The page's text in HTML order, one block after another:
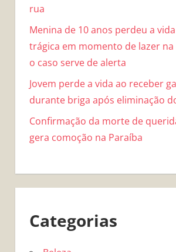
rua
Menina de 10 anos perdeu a
trágica em momento de lazer na
o caso serve de alerta
Jovem perde a vida ao receber
durante briga após eliminação
Confirmação da morte de
gera comoção na Paraíba
Categorias